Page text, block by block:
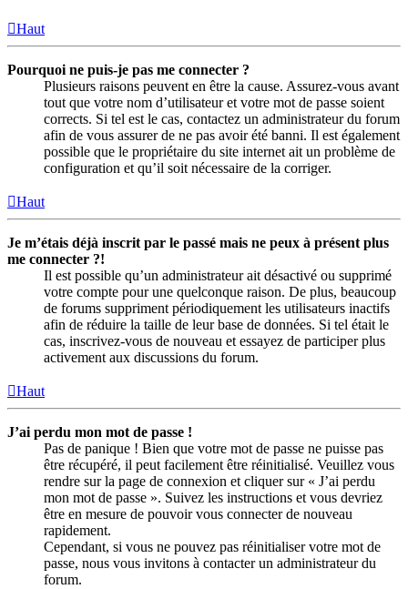
Haut
Pourquoi ne puis-je pas me connecter ?
Plusieurs raisons peuvent en être la cause. Assurez-vous avant
tout que votre nom d’utilisateur et votre mot de passe soient
corrects. Si tel est le cas, contactez un administrateur du forum
afin de vous assurer de ne pas avoir été banni. Il est également
possible que le propriétaire du site internet ait un problème de
configuration et qu’il soit nécessaire de la corriger.
Haut
Je m’étais déjà inscrit par le passé mais ne peux à présent plus
me connecter ?!
Il est possible qu’un administrateur ait désactivé ou supprimé
votre compte pour une quelconque raison. De plus, beaucoup
de forums suppriment périodiquement les utilisateurs inactifs
afin de réduire la taille de leur base de données. Si tel était le
cas, inscrivez-vous de nouveau et essayez de participer plus
activement aux discussions du forum.
Haut
J’ai perdu mon mot de passe !
Pas de panique ! Bien que votre mot de passe ne puisse pas
être récupéré, il peut facilement être réinitialisé. Veuillez vous
rendre sur la page de connexion et cliquer sur « J’ai perdu
mon mot de passe ». Suivez les instructions et vous devriez
être en mesure de pouvoir vous connecter de nouveau
rapidement.
Cependant, si vous ne pouvez pas réinitialiser votre mot de
passe, nous vous invitons à contacter un administrateur du
forum.